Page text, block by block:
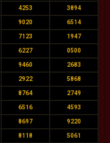
4253 3894
9020 6514
7123 1947
6227 0500
9460 2683
2922 5868
8764 2749
6516 4593
8697 9220
8118 5061